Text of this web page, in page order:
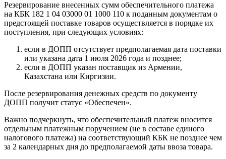
Резервирование внесенных сумм обеспечительного платежа
на КБК 182 1 04 03000 01 1000 110 к поданным документам о
предстоящей поставке товаров осуществляется в порядке их
поступления, при следующих условиях:
если в ДОПП отсутствует предполагаемая дата поставки
или указана дата 1 июля 2026 года и позднее;
если в ДОПП указан поставщик из Армении,
Казахстана или Киргизии.
После резервирования денежных средств по документу
ДОПП получит статус «Обеспечен».
Важно подчеркнуть, что обеспечительный платеж вносится
отдельным платежным поручением (не в составе единого
налогового платежа) на соответствующий КБК не позднее чем
за 2 календарных дня до предполагаемой даты ввоза товара.